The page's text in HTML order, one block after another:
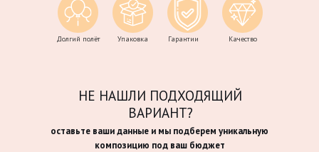
Долгий полёт Упаковка Гарантии Качество
оставьте ваши данные и мы подберем уникальную
композицию под ваш бюджет
НЕ НАШЛИ ПОДХОДЯЩИЙ
ВАРИАНТ?